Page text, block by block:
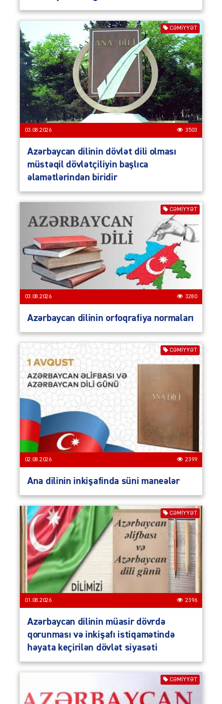
CƏMIYYƏT
03.08.2026 3503
Azərbaycan dilinin dövlət dili olması
müstəqil dövlətçiliyin başlıca
əlamətlərindən biridir
CƏMIYYƏT
03.08.2026 3280
Azərbaycan dilinin orfoqrafiya normaları
CƏMIYYƏT
02.08.2026 2399
Ana dilinin inkişafinda süni maneələr
CƏMIYYƏT
01.08.2026 2396
Azərbaycan dilinin müasir dövrdə
qorunması və inkişafı istiqamətində
həyata keçirilən dövlət siyasəti
CƏMIYYƏT